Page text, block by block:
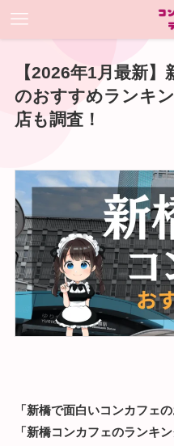
【2026年1月最新
のおすすめランキ
店も調査！
「新橋で面白いコンカフェ
「新橋コンカフェのランキ